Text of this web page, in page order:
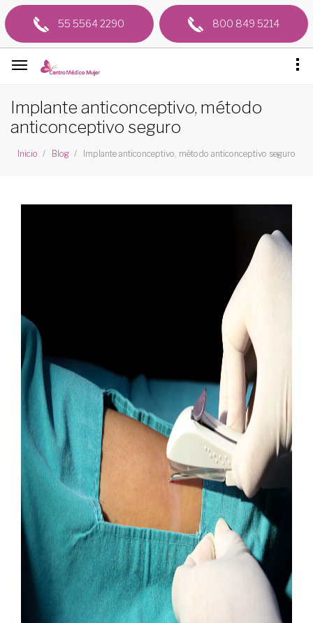
55 5564 2290 800 849 5214
Implante anticonceptivo, método
anticonceptivo seguro
Inicio Blog Implante anticonceptivo, método anticonceptivo seguro